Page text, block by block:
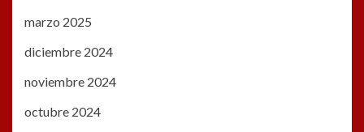
marzo 2025
diciembre 2024
noviembre 2024
octubre 2024